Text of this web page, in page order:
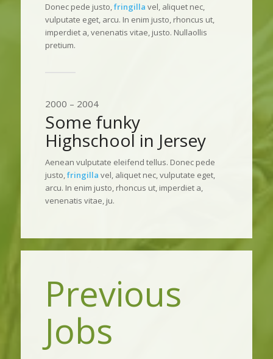
Donec pede justo,fringilla vel, aliquet nec,
vulputate eget, arcu. In enim justo, rhoncus ut,
imperdiet a, venenatis vitae, justo. Nullaollis
pretium.
2000 – 2004
Some funky
Highschool in Jersey
Aenean vulputate eleifend tellus. Donec pede
justo,fringilla vel, aliquet nec, vulputate eget,
arcu. In enim justo, rhoncus ut, imperdiet a,
venenatis vitae, ju.
Previous
Jobs